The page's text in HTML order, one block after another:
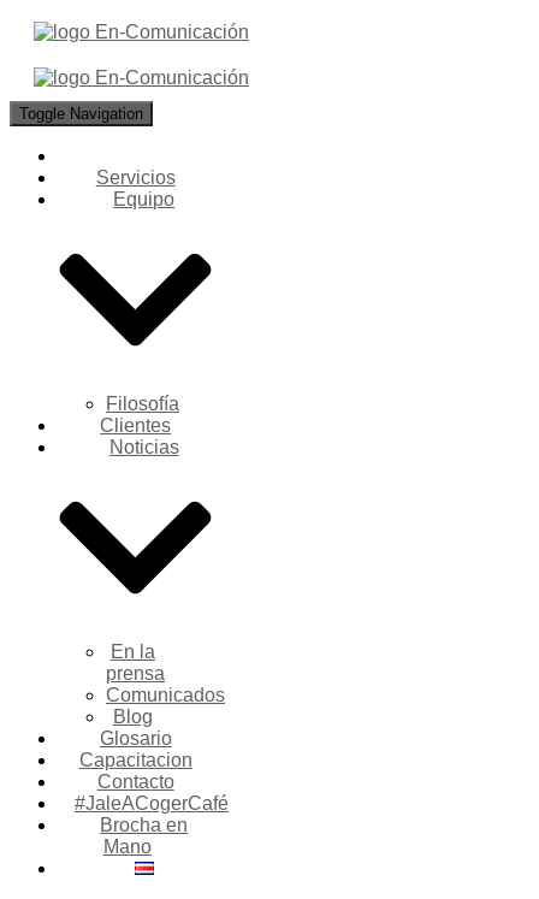
Toggle Navigation
Servicios
Equipo
Filosofía
Clientes
Noticias
En la
prensa
Comunicados
Blog
Glosario
Capacitacion
Contacto
#JaleACogerCafé
Brocha en
Mano